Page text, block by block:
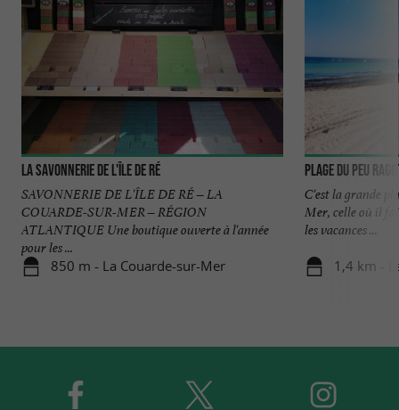
La Savonnerie de l'Île de Ré
SAVONNERIE DE L'ÎLE DE RÉ – LA
COUARDE-SUR-MER – RÉGION
ATLANTIQUE Une boutique ouverte à l'année
pour les ...
850 m - La Couarde-sur-Mer
Plage du Peu
C'est la grande
Mer, celle où il
les vacances ...
1,4 km -